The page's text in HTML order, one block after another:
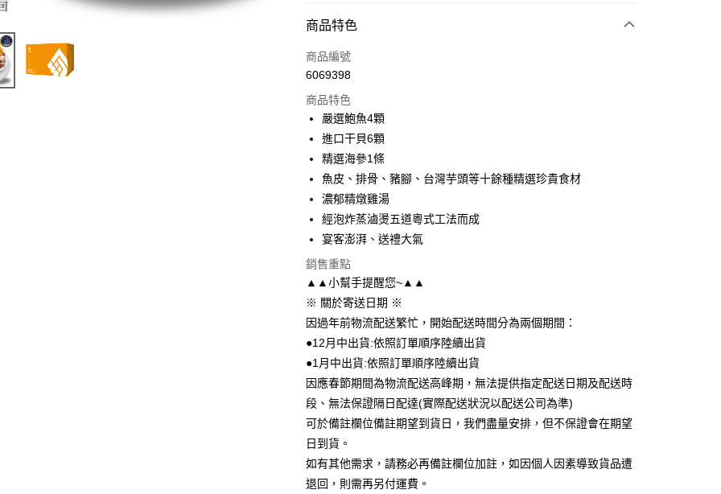
付款方式
信用卡一次付款
Apple Pay
街口支付
悠遊付
ATM付款
冷凍宅配
每筆NT$220，滿NT$1,000(含以上)免運費
商品特色
商品編號
6069398
商品特色
嚴選鮑魚4顆
進口干貝6顆
精選海參1條
魚皮、排骨、豬腳、台灣芋頭等十餘種精選珍貴食材
濃郁精燉雞湯
經泡炸蒸滷燙五道粵式工法而成
宴客澎湃、送禮大氣
銷售重點
▲▲小幫手提醒您~▲▲
※ 關於寄送日期 ※
因過年前物流配送繁忙，開始配送時間分為兩個期間：
●12月中出貨:依照訂單順序陸續出貨
●1月中出貨:依照訂單順序陸續出貨
因應春節期間為物流配送高峰期，無法提供指定配送日期及配送時
段、無法保證隔日配達(實際配送狀況以配送公司為準)
可於備註欄位備註期望到貨日，我們盡量安排，但不保證會在期望
日到貨。
如有其他需求，請務必再備註欄位加註，如因個人因素導致貨品遭
退回，則需再另付運費。